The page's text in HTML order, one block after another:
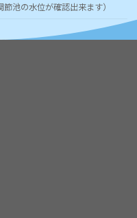
池の水位が確認出来ます）